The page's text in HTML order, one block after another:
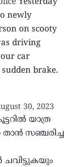
newly
on scooty
driving
car
brake.
30, 2023
യാത്ര
സഞ്ചരിച്ച
ചവിട്ടുകയും